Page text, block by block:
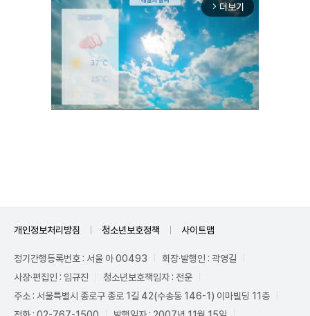
arrow_forward_ios 더보기
개인정보처리방침 청소년보호정책 사이트맵
정기간행등록번호 : 서울 아 00493
회장·발행인 : 곽영길
사장·편집인 : 임규진
청소년보호책임자 : 전운
주소 : 서울특별시 종로구 종로 1길 42(수송동 146-1) 이마빌딩 11층